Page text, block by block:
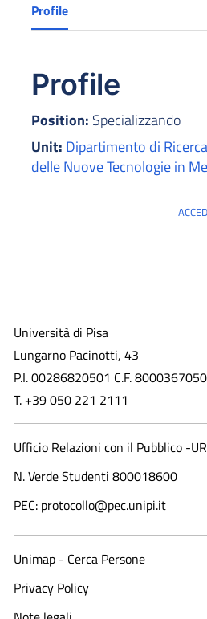
Profile
Profile
Position: Specializzando
Unit: Dipartimento di
delle Nuove Tecnologie in
Università di Pisa
Lungarno Pacinotti, 43
P.I. 00286820501 C.F.
T. +39 050 221 2111
Ufficio Relazioni con il Pubblico -
N. Verde Studenti 800018600​
PEC: protocollo@pec.unipi.it
Unimap - Cerca Persone
Privacy Policy